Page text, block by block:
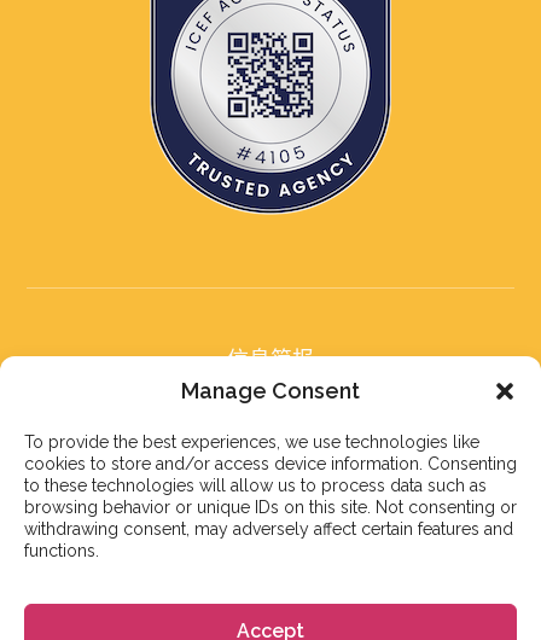
Manage Consent
To provide the best experiences, we use technologies like
cookies to store and/or access device information. Consenting
to these technologies will allow us to process data such as
browsing behavior or unique IDs on this site. Not consenting or
withdrawing consent, may adversely affect certain features and
functions.
Accept
信息简报
订阅我们的信息简报
订阅